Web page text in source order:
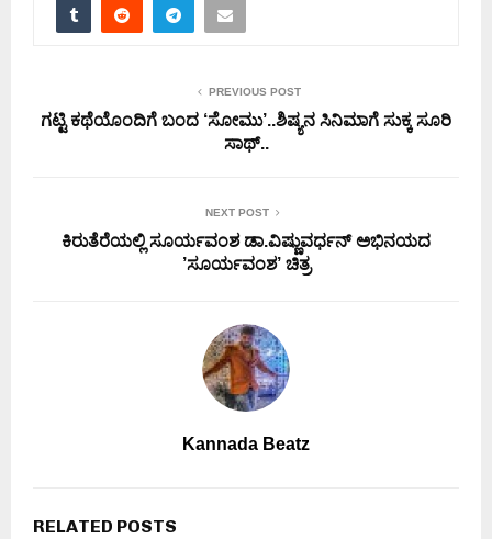
PREVIOUS POST
ಗಟ್ಟಿ ಕಥೆಯೊಂದಿಗೆ ಬಂದ ‘ಸೋಮು’..ಶಿಷ್ಯನ ಸಿನಿಮಾಗೆ ಸುಕ್ಕ ಸೂರಿ
ಸಾಥ್..
NEXT POST
ಕಿರುತೆರೆಯಲ್ಲಿ ಸೂರ್ಯವಂಶ ಡಾ.ವಿಷ್ಣುವರ್ಧನ್ ಅಭಿನಯದ
’ಸೂರ್ಯವಂಶ’ ಚಿತ್ರ
Kannada Beatz
RELATED POSTS